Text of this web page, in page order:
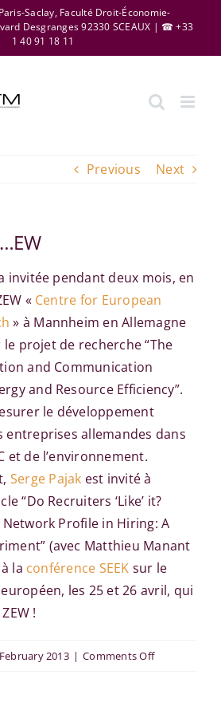
Saclay, Faculté Droit-Économie-
Desgranges 92330 SCEAUX | ☎ +33
1 40 91 18 11
Previous Next
invitée pendant deux mois, en
« Centre for European
» à Mannheim en Allemagne
projet de recherche “The
and Communication
and Resource Efficiency”.
le développement
entreprises allemandes dans
et de l’environnement.
Serge Pajak est invité à
“Do Recruiters ‘Like’ it?
Network Profile in Hiring: A
(avec Matthieu Manant
la conférence SEEK sur le
les 25 et 26 avril, qui
!
2013 | Comments Offon